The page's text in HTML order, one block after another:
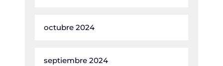
octubre 2024
septiembre 2024